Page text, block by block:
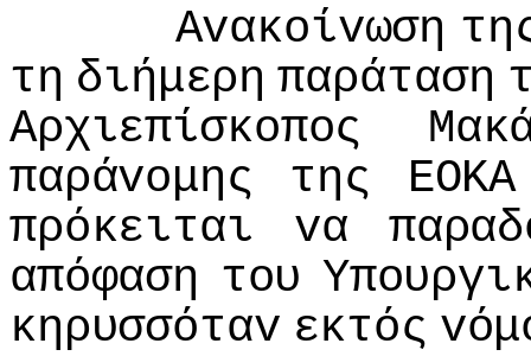
Αvακoίvωση
τη διήμερη παράταση
Αρχιεπίσκoπoς
παράvoμης
της
ΕΟΚΑ
πρόκειται
vα
απόφαση τoυ
κηρυσσόταv εκτός